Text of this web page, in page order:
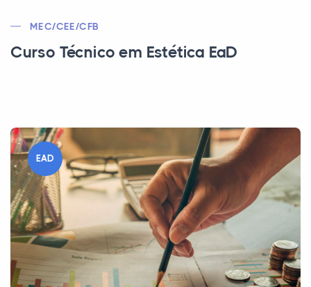
MEC/CEE/CFB
Curso Técnico em Estética EaD
EAD